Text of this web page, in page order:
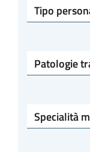
Tipo persona
Patologie trattate
Specialità medico